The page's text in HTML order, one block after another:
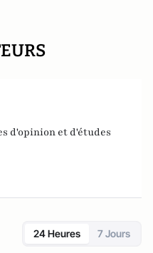
d'opinion et d'études
24 Heures 7 Jours